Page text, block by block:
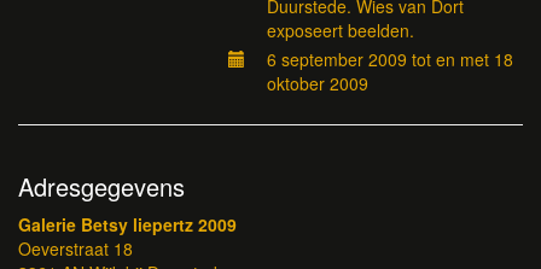
Duurstede. Wies van Dort
exposeert beelden.
6 september 2009 tot en met 18
oktober 2009
Adresgegevens
Galerie Betsy liepertz 2009
Oeverstraat 18